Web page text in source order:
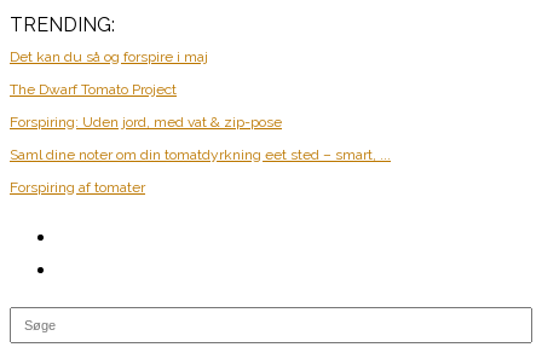
TRENDING:
Det kan du så og forspire i maj
The Dwarf Tomato Project
Forspiring: Uden jord, med vat & zip-pose
Saml dine noter om din tomatdyrkning eet sted – smart, ...
Forspiring af tomater